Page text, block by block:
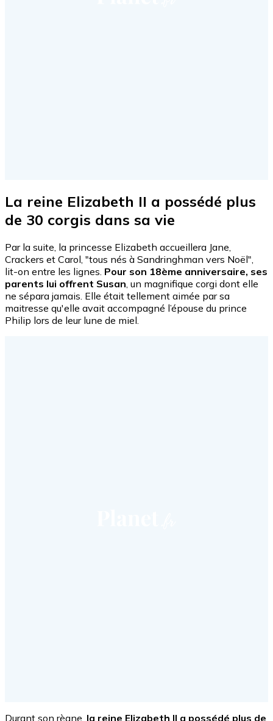
La reine Elizabeth II a possédé plus
de 30 corgis dans sa vie
Par la suite, la princesse Elizabeth accueillera Jane,
Crackers et Carol, "tous nés à Sandringhman vers Noël",
lit-on entre les lignes. Pour son 18ème anniversaire, ses
parents lui offrent Susan , un magnifique corgi dont elle
ne sépara jamais. Elle était tellement aimée par sa
maitresse qu'elle avait accompagné l’épouse du prince
Philip lors de leur lune de miel.
Durant son règne, la reine Elizabeth II a possédé plus de